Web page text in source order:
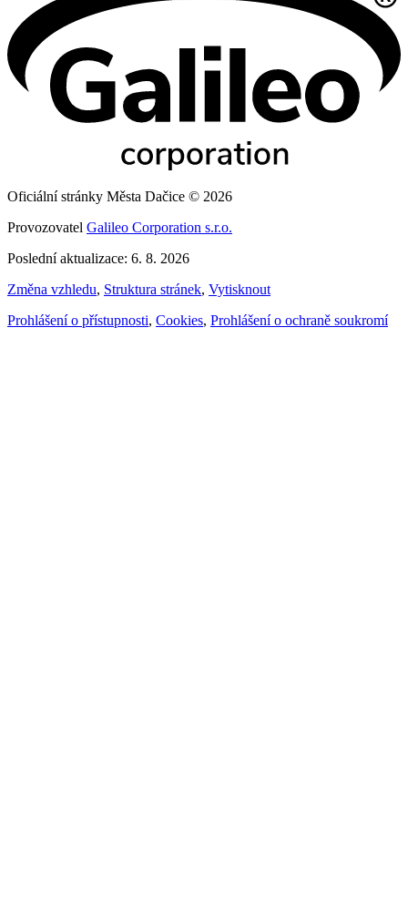
Oficiální stránky Města Dačice © 2026
Provozovatel Galileo Corporation s.r.o.
Poslední aktualizace: 6. 8. 2026
Změna vzhledu, Struktura stránek, Vytisknout
Prohlášení o přístupnosti, Cookies, Prohlášení o ochraně soukromí